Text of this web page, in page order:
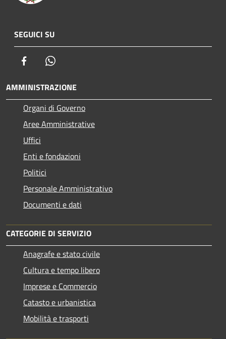
SEGUICI SU
Facebook
AMMINISTRAZIONE
Organi di Governo
Aree Amministrative
Uffici
Enti e fondazioni
Politici
Personale Amministrativo
Documenti e dati
CATEGORIE DI SERVIZIO
Anagrafe e stato civile
Cultura e tempo libero
Imprese e Commercio
Catasto e urbanistica
Mobilità e trasporti